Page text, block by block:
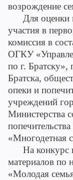
возрождение
Для оценки
участия в
комиссия в
ОГКУ
по г. Братску»,
Братска,
опеки и
учреждений
Министерства
«Многодетная
На конкурс в
материалов по
«Молодая